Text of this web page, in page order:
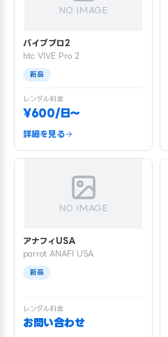
NO IMAGE
バイブプロ2
htc VIVE Pro 2
新品
レンタル料金
¥600/日〜
詳細を見る
NO IMAGE
アナフィUSA
parrot ANAFI USA
新品
レンタル料金
お問い合わせ